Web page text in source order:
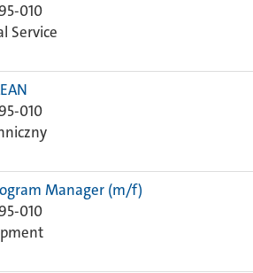
010
Service
010
Manager (m/f)
010